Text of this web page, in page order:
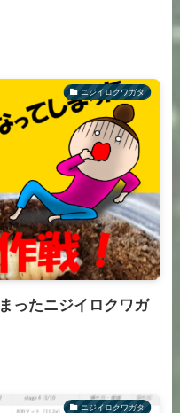
ニジイロクワガタ
ったニジイロクワガ
ニジイロクワガタ